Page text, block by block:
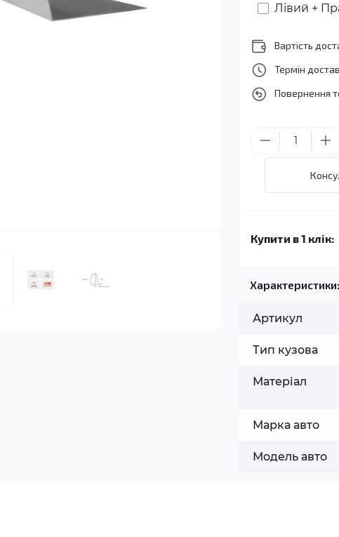
Лівий +
Вартість
Термін
Повернення
Купити в 1 клік:
Характеристики:
Артикул
Тип кузова
Матеріал
Марка авто
Модель авто